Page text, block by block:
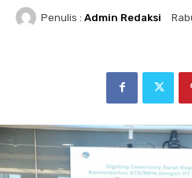
Penulis : Admin Redaksi